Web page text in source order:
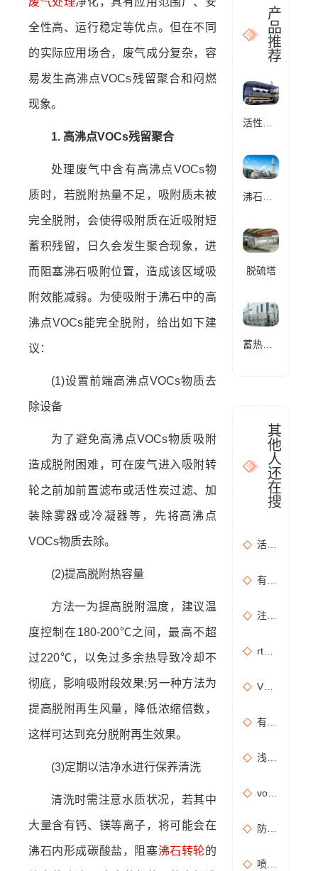
全性高、运行稳定等优点。但在不同
的实际应用场合，废气成分复杂，容
易发生高沸点VOCs残留聚合和闷燃
现象。
1. 高沸点VOCs残留聚合
处理废气中含有高沸点VOCs物
质时，若脱附热量不足，吸附质未被
完全脱附，会使得吸附质在近吸附短
蓄积残留，日久会发生聚合现象，进
而阻塞沸石吸附位置，造成该区域吸
附效能减弱。为使吸附于沸石中的高
沸点VOCs能完全脱附，给出如下建
议：
(1)设置前端高沸点VOCs物质去
除设备
为了避免高沸点VOCs物质吸附
造成脱附困难，可在废气进入吸附转
轮之前加前置滤布或活性炭过滤、加
装除雾器或冷凝器等，先将高沸点
VOCs物质去除。
(2)提高脱附热容量
方法一为提高脱附温度，建议温
度控制在180-200℃之间，最高不超
过220℃，以免过多余热导致冷却不
彻底，影响吸附段效果;另一种方法为
提高脱附再生风量，降低浓缩倍数，
这样可达到充分脱附再生效果。
(3)定期以洁净水进行保养清洗
清洗时需注意水质状况，若其中
大量含有钙、镁等离子，将可能会在
沸石内形成碳酸盐，阻塞沸石转轮的
产
品
推
荐
脱硫塔
其
他
人
还
在
搜